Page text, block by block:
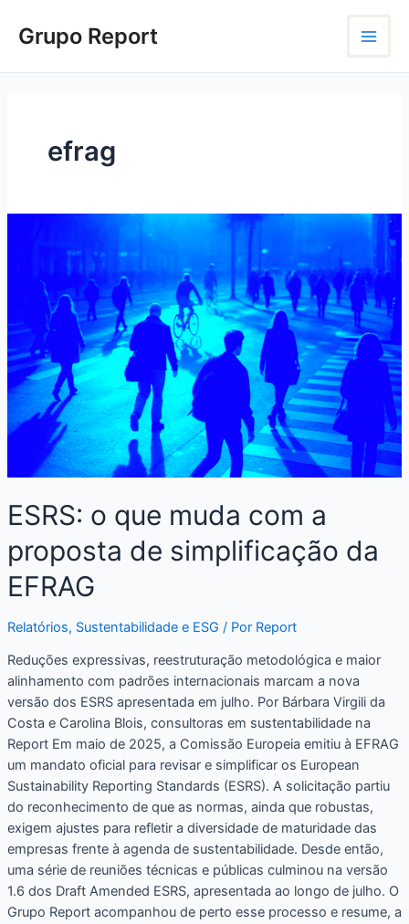
paraGrupo Report
Main
Menu
efrag
ESRS: o que muda com a
proposta de simplificação da
EFRAG
Relatórios, Sustentabilidade e ESG / Por Report
Reduções expressivas, reestruturação metodológica e maior
alinhamento com padrões internacionais marcam a nova
versão dos ESRS apresentada em julho. Por Bárbara Virgili da
Costa e Carolina Blois, consultoras em sustentabilidade na
Report Em maio de 2025, a Comissão Europeia emitiu à EFRAG
um mandato oficial para revisar e simplificar os European
Sustainability Reporting Standards (ESRS). A solicitação partiu
do reconhecimento de que as normas, ainda que robustas,
exigem ajustes para refletir a diversidade de maturidade das
empresas frente à agenda de sustentabilidade. Desde então,
uma série de reuniões técnicas e públicas culminou na versão
1.6 dos Draft Amended ESRS, apresentada ao longo de julho. O
Grupo Report acompanhou de perto esse processo e resume, a